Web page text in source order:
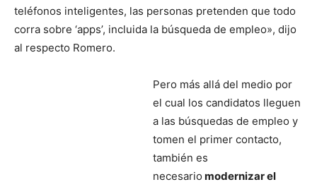
teléfonos inteligentes, las personas pretenden que todo
corra sobre ‘apps’, incluida la búsqueda de empleo», dijo
al respecto Romero.
Pero más allá del medio por
el cual los candidatos lleguen
a las búsquedas de empleo y
tomen el primer contacto,
también es
necesario modernizar el